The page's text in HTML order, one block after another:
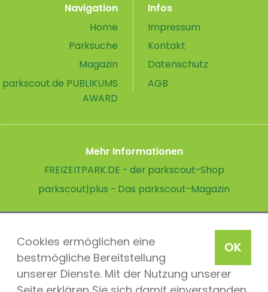
OK
Cookies ermöglichen eine
bestmögliche Bereitstellung
unserer Dienste. Mit der Nutzung unserer
Navigation
Home
Parksuche
Magazin
parkscout.de PUBLIKUMS
AWARD
Infos
Impressum
Kontakt
Datenschutz
AGB
Mehr Informationen
FREIZEITPARK.DE - der parkscout-Shop
parkscout|plus - Das parkscout-Magazin